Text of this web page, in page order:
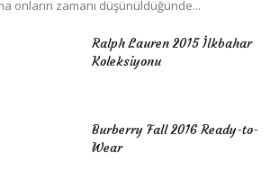
onların zamanı düşünüldüğünde...
Ralph Lauren 2015 İlkbahar
Koleksiyonu
Burberry Fall 2016 Ready-to-
Wear